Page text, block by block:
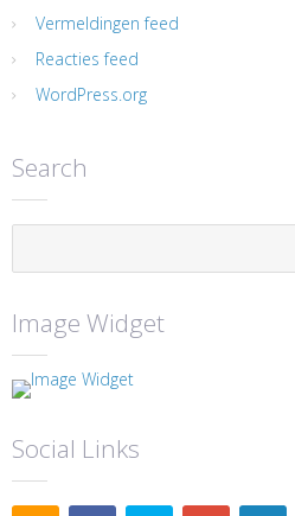
Vermeldingen feed
Reacties feed
WordPress.org
Search
Image Widget
Social Links